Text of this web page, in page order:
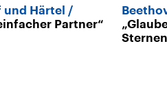
Härtel
Partner“